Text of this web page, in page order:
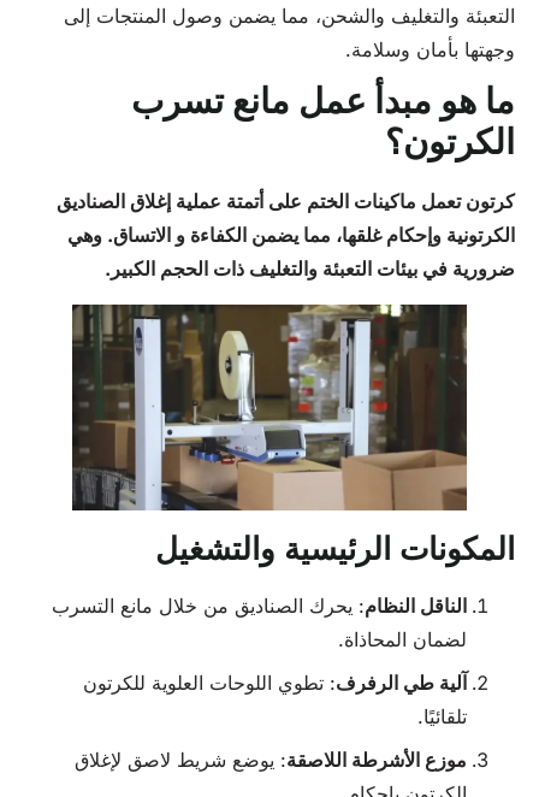
التعبئة والتغليف والشحن، مما يضمن وصول المنتجات إلى
وجهتها بأمان وسلامة.
ما هو مبدأ عمل مانع تسرب
الكرتون؟
كرتون تعمل ماكينات الختم على أتمتة عملية إغلاق الصناديق
الكرتونية وإحكام غلقها، مما يضمن الكفاءة و الاتساق. وهي
ضرورية في بيئات التعبئة والتغليف ذات الحجم الكبير.
المكونات الرئيسية والتشغيل
الناقل النظام: يحرك الصناديق من خلال مانع التسرب
لضمان المحاذاة.
آلية طي الرفرف: تطوي اللوحات العلوية للكرتون
تلقائيًا.
موزع الأشرطة اللاصقة: يوضع شريط لاصق لإغلاق